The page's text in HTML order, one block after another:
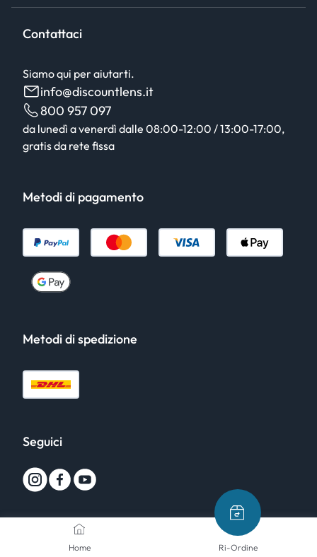
Home Ri-Ordine
Contattaci
Siamo qui per aiutarti.
info@discountlens.it
800 957 097
da lunedì a venerdì dalle 08:00-12:00 / 13:00-17:00,
gratis da rete fissa
Metodi di pagamento
Metodi di spedizione
Seguici